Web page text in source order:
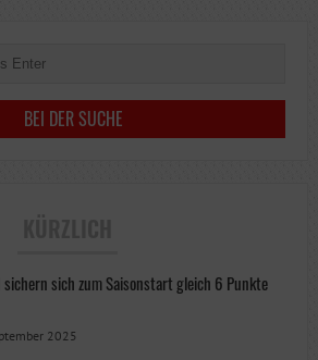
sichern sich zum Saisonstart gleich 6 Punkte
2025